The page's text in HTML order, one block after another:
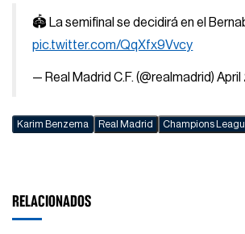
🏟 La semifinal se decidirá en el
pic.twitter.com/QqXfx9Vvcy
— Real Madrid C.F. (@realmadrid)
Karim Benzema Real Madrid Champions
RELACIONADOS